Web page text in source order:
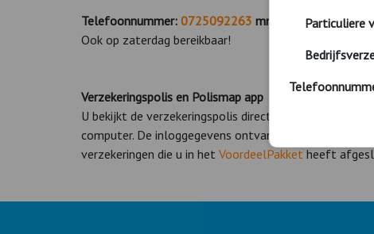
Telefoonnummer: 0725092263 mma. - vrij. 09:00 -
Ook op zaterdag bereikbaar!
Verzekeringspolis en Polismap app
U bekijkt de verzekeringspolis direct na afsluiting en
computer. De inloggegevens ontvangt u direct na het
verzekeringen die u in het VoordeelPakket heeft
Particuliere